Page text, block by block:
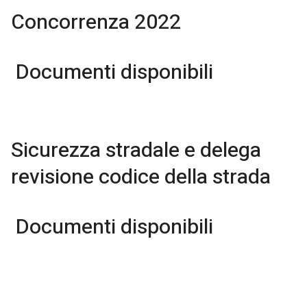
Concorrenza 2022
Documenti disponibili
Sicurezza stradale e delega
revisione codice della strada
Documenti disponibili